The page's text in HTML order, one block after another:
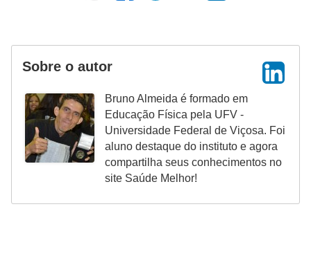
Sobre o autor
Bruno Almeida é formado em
Educação Física pela UFV -
Universidade Federal de Viçosa. Foi
aluno destaque do instituto e agora
compartilha seus conhecimentos no
site Saúde Melhor!